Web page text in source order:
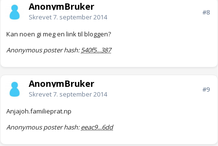
AnonymBruker
Skrevet7. september 2014
#8
Kan noen gi meg en link til bloggen?
Anonymous poster hash:540f5...387
AnonymBruker
Skrevet7. september 2014
#9
Anjajoh.familieprat.np
Anonymous poster hash:eeac9...6dd